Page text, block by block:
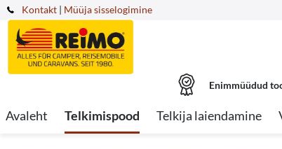
Kontakt | Müüja sisselogimine
Enimmüüdud
Avaleht Telkimispood Telkija laiendamine